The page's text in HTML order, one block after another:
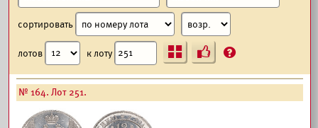
сортировать
лотов к лоту Ъ ?
№ 164. Лот 251.